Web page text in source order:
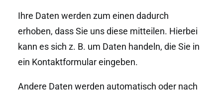
Ihre Daten werden zum einen dadurch
erhoben, dass Sie uns diese mitteilen. Hierbei
kann es sich z. B. um Daten handeln, die Sie in
ein Kontaktformular eingeben.
Andere Daten werden automatisch oder nach